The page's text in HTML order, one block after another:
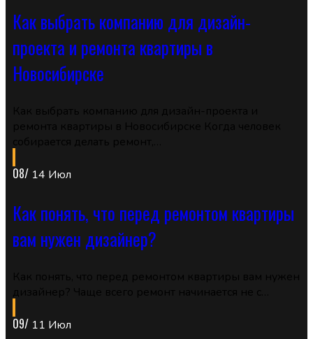
Как выбрать компанию для дизайн-
проекта и ремонта квартиры в
Новосибирске
08/ 14 Июл
Как понять, что перед ремонтом квартиры
вам нужен дизайнер?
09/ 11 Июл